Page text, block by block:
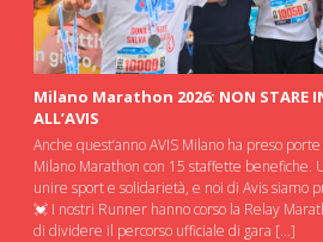
Milano Marathon 2026: NON STARE
ALL’AVIS
Anche quest’anno AVIS Milano ha preso
Milano Marathon con 15 staffette benefiche.
unire sport e solidarietà, e noi di Avis siamo
💓 I nostri Runner hanno corso la Relay
di dividere il percorso ufficiale di gara […]